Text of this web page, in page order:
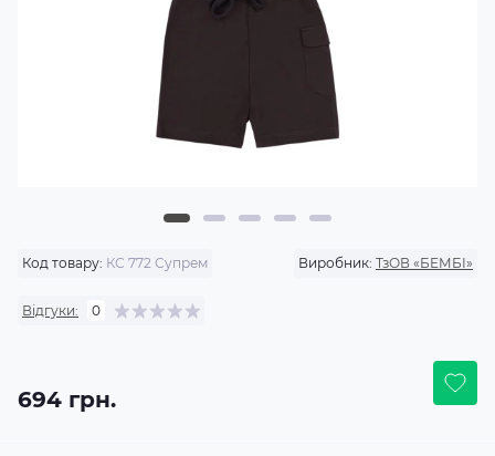
Код товару: КС 772 Супрем Виробник: ТзОВ «БЕМБІ»
Відгуки: 0
694 грн.